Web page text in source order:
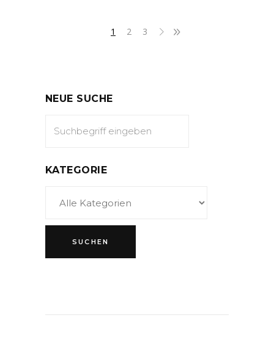
1 2 3
NEUE SUCHE
KATEGORIE